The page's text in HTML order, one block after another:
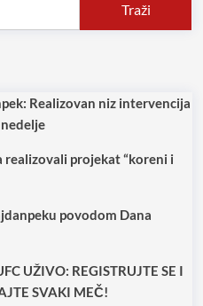
Traži
Realizovan niz intervencija
realizovali projekat “koreni i
povodom Dana
UŽIVO: REGISTRUJTE SE I
SVAKI MEČ!